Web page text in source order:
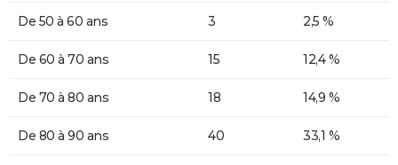
De 50 à 60 ans 3 2,5 %
De 60 à 70 ans 15 12,4 %
De 70 à 80 ans 18 14,9 %
De 80 à 90 ans 40 33,1 %